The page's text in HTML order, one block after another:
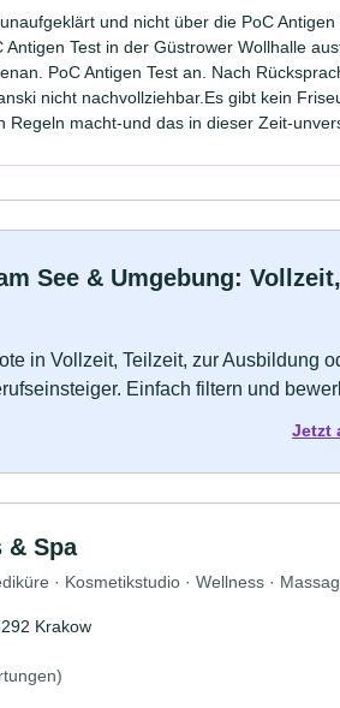
und nicht über die PoC
Antigen Test in der Güstrower Wollhalle
PoC Antigen Test an. Nach
nicht nachvollziehbar.Es gibt kein
Regeln macht-und das in dieser Zeit-
See & Umgebung:
in Vollzeit, Teilzeit, zur Ausbildung
Einfach filtern und
Jetzt
& Spa
· Kosmetikstudio · Wellness ·
Krakow